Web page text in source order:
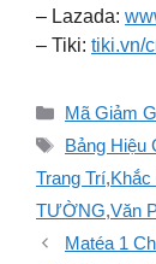
– Lazada:
– Tiki: tiki.vn/
Danh
mục
Mã Giảm
Thẻ
Bảng Hiệu
Trang Trí,Khắc
TƯỜNG,Văn
Matéa 1